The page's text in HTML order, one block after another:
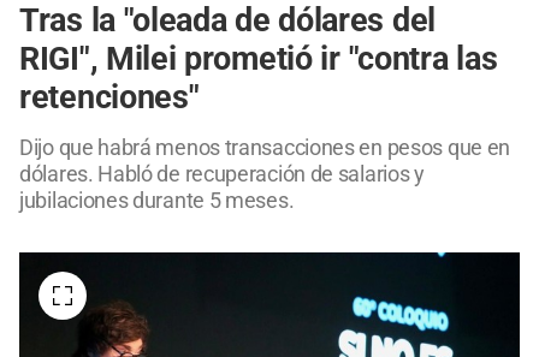
Tras la "oleada de dólares del
RIGI", Milei prometió ir "contra las
retenciones"
Dijo que habrá menos transacciones en pesos que en
dólares. Habló de recuperación de salarios y
jubilaciones durante 5 meses.